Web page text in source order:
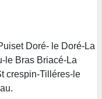
Doré- le Doré-La
le Bras Briacé-La
crespin-Tilléres-le